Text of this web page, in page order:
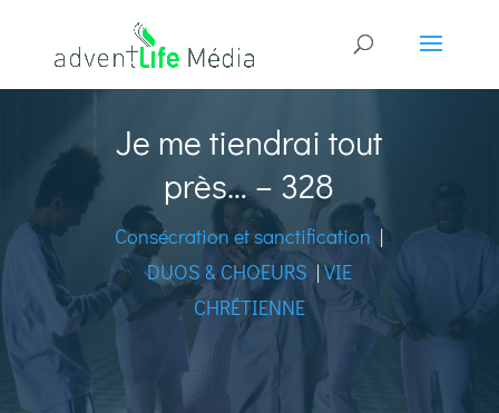
Je me tiendrai tout
près… – 328
Consécration et sanctification |
DUOS & CHOEURS |VIE
CHRÉTIENNE